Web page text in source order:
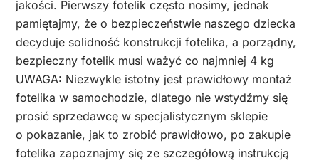
jakości. Pierwszy fotelik często nosimy, jednak
pamiętajmy, że o bezpieczeństwie naszego dziecka
decyduje solidność konstrukcji fotelika, a porządny,
bezpieczny fotelik musi ważyć co najmniej 4 kg
UWAGA: Niezwykle istotny jest prawidłowy montaż
fotelika w samochodzie, dlatego nie wstydźmy się
prosić sprzedawcę w specjalistycznym sklepie
o pokazanie, jak to zrobić prawidłowo, po zakupie
fotelika zapoznajmy się ze szczegółową instrukcją